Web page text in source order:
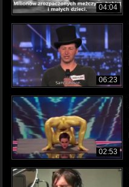
04:04
06:23
02:53